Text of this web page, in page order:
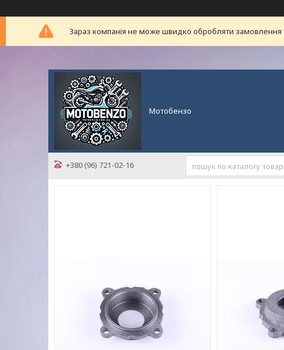
Зараз компанія не може швидко обробляти замовлення
Мотобензо
+380 (96) 721-02-16